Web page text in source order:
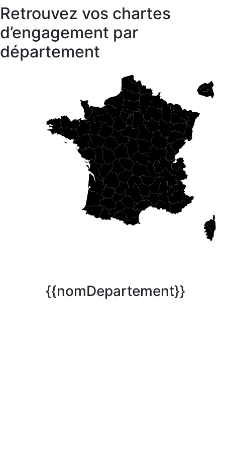
Retrouvez vos chartes
d’engagement par
département
{{nomDepartement}}